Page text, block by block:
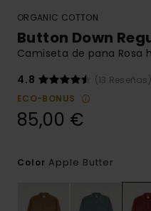
ORGANIC COTTON
Button Down
Camiseta de pana Rosa
4.8
(13 Reseñas)
ECO-BONUS
85,00 €
Color Apple Butter